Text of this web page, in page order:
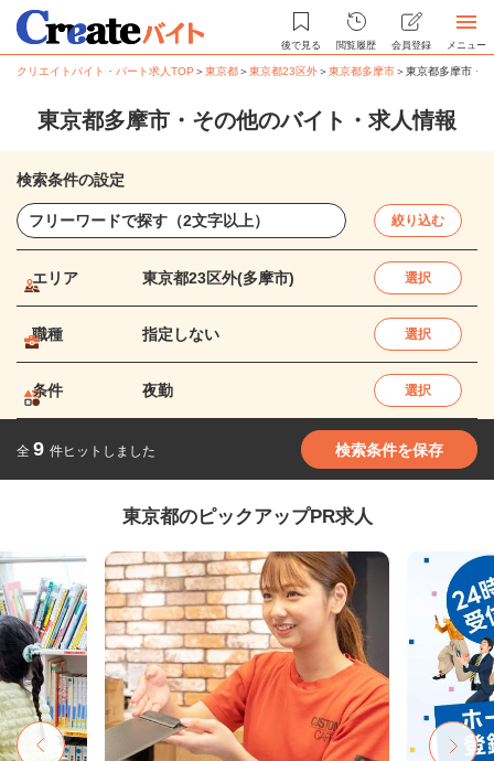
後で見る 閲覧履歴 会員登録 メニュー
クリエイトバイト・パート求人TOP ＞東京都＞東京都23区外＞東京都多摩市＞東京都多摩市・
東京都多摩市・その他のバイト・求人情報
検索条件の設定
絞り込む
エリア 東京都23区外(多摩市) 選択
職種 指定しない 選択
条件 夜勤 選択
全 9 件ヒットしました 検索条件を保存
東京都のピックアップPR求人